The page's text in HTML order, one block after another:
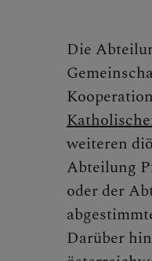
Die
weiteren
Abteilung
oder der
Darüber